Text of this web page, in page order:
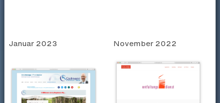
Januar 2023 November 2022